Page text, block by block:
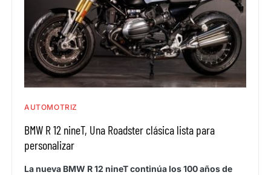
AUTOMOTRIZ
BMW R 12 nineT, Una Roadster clásica lista para
personalizar
La nueva BMW R 12 nineT continúa los 100 años de